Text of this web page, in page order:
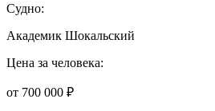
Судно:
Академик Шокальский
Цена за человека:
от 700 000 ₽